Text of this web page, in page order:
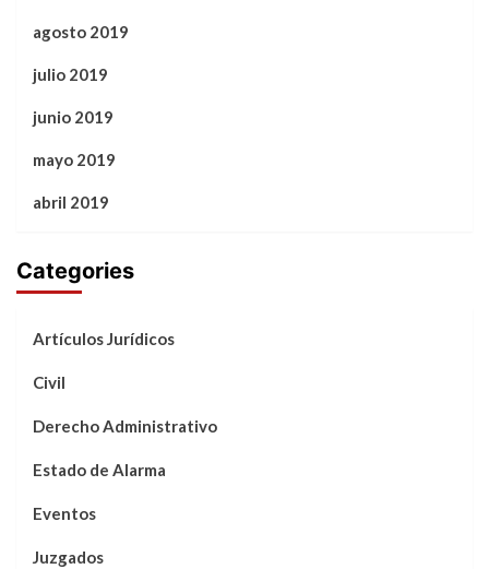
agosto 2019
julio 2019
junio 2019
mayo 2019
abril 2019
Categories
Artículos Jurídicos
Civil
Derecho Administrativo
Estado de Alarma
Eventos
Juzgados